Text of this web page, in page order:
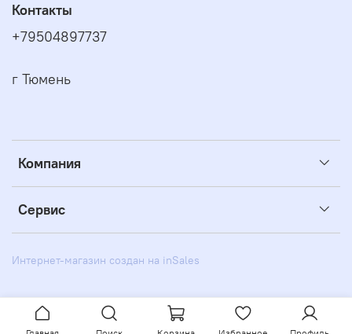
Компания
Сервис
Контакты
+79504897737
г Тюмень
Интернет-магазин создан на inSales